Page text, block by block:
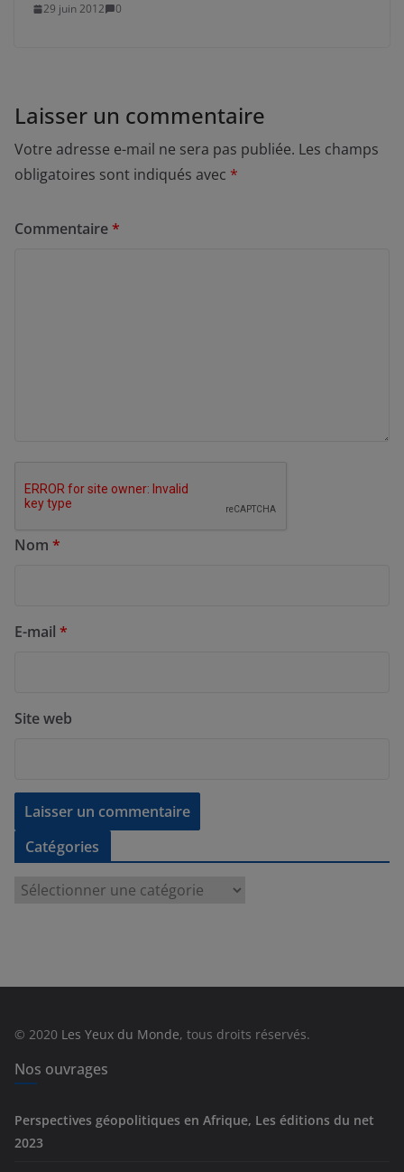
29 juin 2012 0
Laisser un commentaire
Votre adresse e-mail ne sera pas publiée. Les champs
obligatoires sont indiqués avec *
Commentaire*
Nom *
E-mail *
Site web
Catégories
e
© 2020 Les Yeux du Monde, tous droits réservés.
Nos ouvrages
Perspectives géopolitiques en Afrique, Les éditions du net
2023